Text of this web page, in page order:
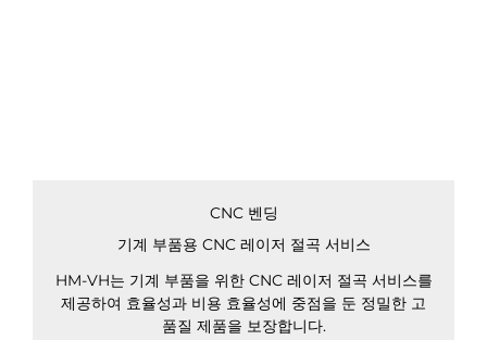
CNC 벤딩
기계 부품용 CNC 레이저 절곡 서비스
HM-VH는 기계 부품을 위한 CNC 레이저 절곡 서비스를
제공하여 효율성과 비용 효율성에 중점을 둔 정밀한 고
품질 제품을 보장합니다.